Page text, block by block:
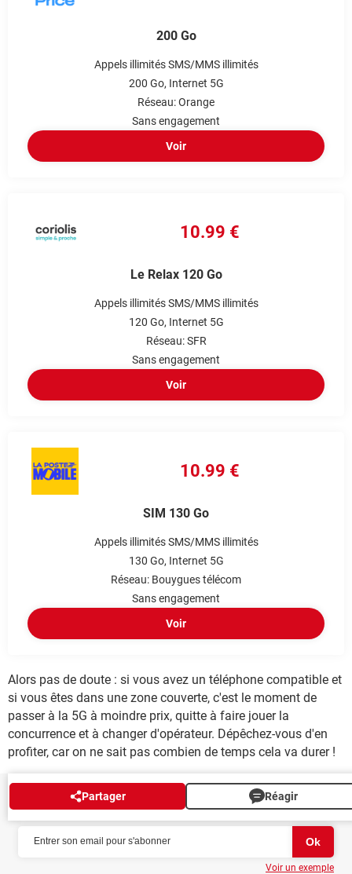
200 Go
Appels illimités SMS/MMS illimités
200 Go Internet 5G
Réseau: Orange
Sans engagement
Voir
10.99 €
Le Relax 120 Go
Appels illimités SMS/MMS illimités
120 Go Internet 5G
Réseau: SFR
Sans engagement
Voir
10.99 €
SIM 130 Go
Appels illimités SMS/MMS illimités
130 Go Internet 5G
Réseau: Bouygues télécom
Sans engagement
Voir
Alors pas de doute : si vous avez un téléphone compatible et
si vous êtes dans une zone couverte, c'est le moment de
passer à la 5G à moindre prix, quitte à faire jouer la
concurrence et à changer d'opérateur. Dépêchez-vous d'en
profiter, car on ne sait pas combien de temps cela va durer !
Partager Réagir
NEWSLETTER
Voir un exemple